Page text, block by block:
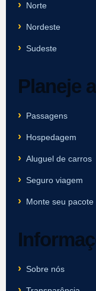
Norte
Nordeste
Sudeste
Planeje
Passagens
Hospedagem
Aluguel de carros
Seguro viagem
Monte seu pacote
Sobre nós